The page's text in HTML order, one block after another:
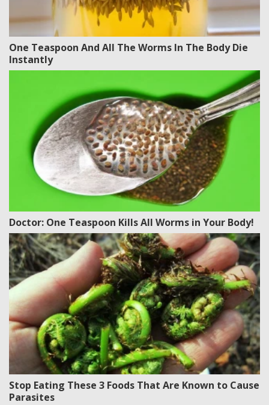
One Teaspoon And All The Worms In The Body Die
Instantly
Doctor: One Teaspoon Kills All Worms in Your Body!
Stop Eating These 3 Foods That Are Known to Cause
Parasites